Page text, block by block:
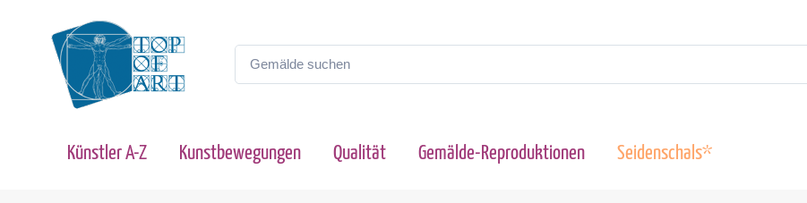
Künstler A-Z Kunstbewegungen Qualität Gemälde-Reproduktionen Seidenschals*